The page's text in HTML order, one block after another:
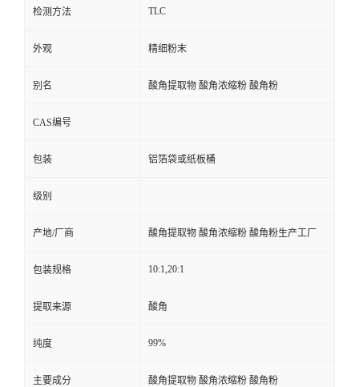
检测方法 TLC
外观 精细粉末
别名 酸角提取物 酸角浓缩粉 酸角粉
CAS编号
包装 铝箔袋或纸板桶
级别
产地/厂商 酸角提取物 酸角浓缩粉 酸角粉生产工厂
包装规格 10:1,20:1
提取来源 酸角
纯度 99%
主要成分 酸角提取物 酸角浓缩粉 酸角粉